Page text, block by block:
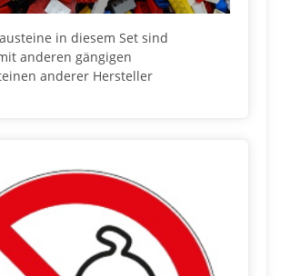
in diesem Set sind
anderen gängigen
anderer Hersteller